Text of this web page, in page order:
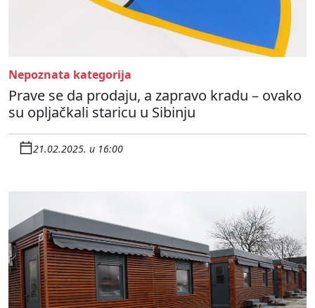
Nepoznata kategorija
Prave se da prodaju, a zapravo kradu – ovako
su opljačkali staricu u Sibinju
21.02.2025. u 16:00